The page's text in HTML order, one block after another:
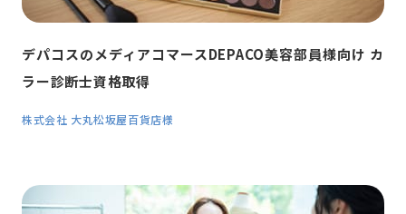
デパコスのメディアコマースDEPACO美容部員様向け カ
ラー診断士資格取得
株式会社 大丸松坂屋百貨店様